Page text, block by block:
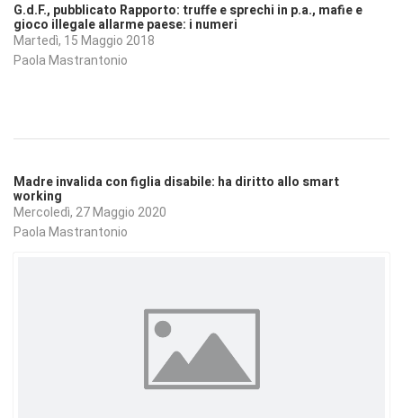
G.d.F., pubblicato Rapporto: truffe e sprechi in p.a., mafie e
gioco illegale allarme paese: i numeri
Martedì, 15 Maggio 2018
Paola Mastrantonio
Madre invalida con figlia disabile: ha diritto allo smart
working
Mercoledì, 27 Maggio 2020
Paola Mastrantonio